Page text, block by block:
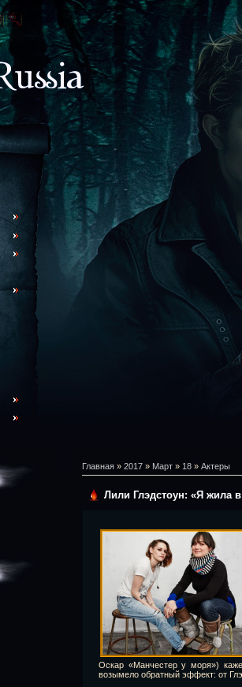
Главная » 2017 » Март » 18 » Актеры
Лили Глэдстоун: «Я жила
Оскар «Манчестер у моря»)
возымело обратный эффект: от